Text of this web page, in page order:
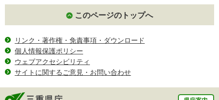
このページのトップへ
リンク・著作権・免責事項・ダウンロード
個人情報保護ポリシー
ウェブアクセシビリティ
サイトに関するご意見・お問い合わせ